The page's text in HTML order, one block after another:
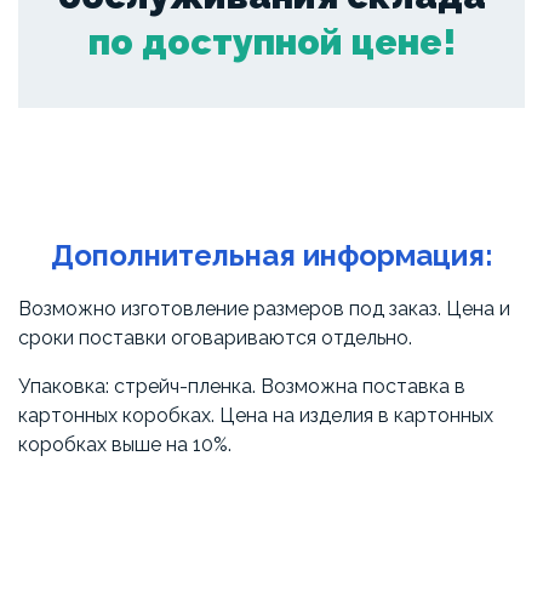
по доступной цене!
Дополнительная информация:
Возможно изготовление размеров под заказ. Цена и
сроки поставки оговариваются отдельно.
Упаковка: стрейч-пленка. Возможна поставка в
картонных коробках. Цена на изделия в картонных
коробках выше на 10%.